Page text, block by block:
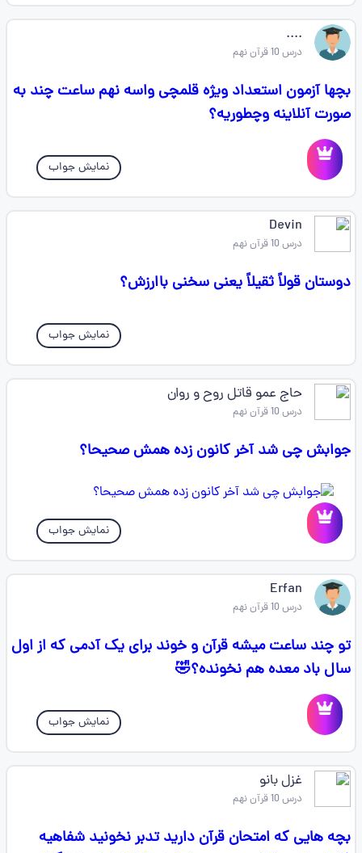
....
درس 10 قرآن نهم
بچها آزمون استعداد ویژه قلمچی واسه نهم ساعت چند به
صورت آنلاینه وچطوریه؟
نمایش جواب
Devin
درس 10 قرآن نهم
دوستان قولاً ثقیلاً یعنی سخنی باارزش؟
نمایش جواب
حاج عمو قاتل روح و روان
درس 10 قرآن نهم
جوابش چی شد آخر کانون زده همش صحیحا؟
نمایش جواب
Erfan
درس 10 قرآن نهم
تو چند ساعت میشه قرآن و خوند برای یک آدمی که از اول
سال باد معده هم نخونده؟🤣
نمایش جواب
غزل بانو
درس 10 قرآن نهم
بچه هایی که امتحان قرآن دارید تدبر نخونید شفاهیه